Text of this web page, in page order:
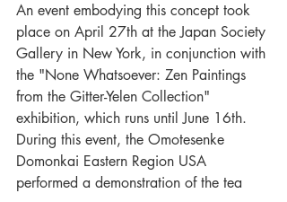
An event embodying this concept took
place on April 27th at the Japan Society
Gallery in New York, in conjunction with
the "None Whatsoever: Zen Paintings
from the Gitter-Yelen Collection"
exhibition, which runs until June 16th.
During this event, the Omotesenke
Domonkai Eastern Region USA
performed a demonstration of the tea